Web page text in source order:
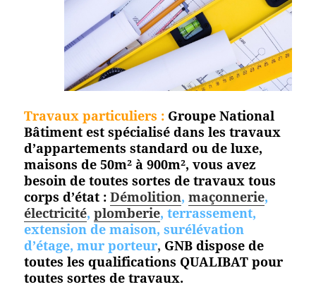
Travaux particuliers : Groupe National
Bâtiment est spécialisé dans les travaux
d’appartements standard ou de luxe,
maisons de 50m² à 900m², vous avez
besoin de toutes sortes de travaux tous
corps d’état : Démolition,maçonnerie,
électricité,plomberie, terrassement,
extension de maison, surélévation
d’étage, mur porteur, GNB dispose de
toutes les qualifications QUALIBAT pour
toutessortes de travaux.